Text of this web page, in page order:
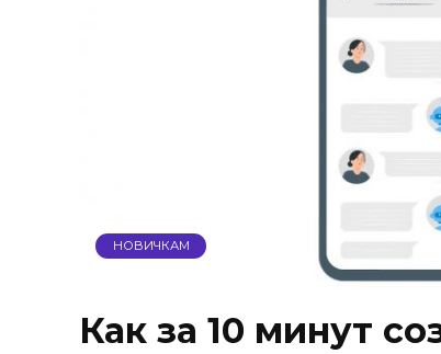
НОВИЧКАМ
Как за 10 минут